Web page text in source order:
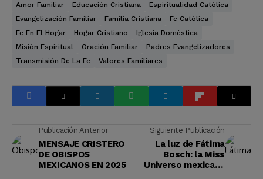
Amor Familiar Educación Cristiana
Espiritualidad Católica
Evangelización Familiar
Familia Cristiana
Fe Católica
Fe En El Hogar
Hogar Cristiano
Iglesia Doméstica
Misión Espiritual
Oración Familiar
Padres Evangelizadores
Transmisión De La Fe
Valores Familiares
Publicación Anterior
MENSAJE CRISTERO
DE OBISPOS
MEXICANOS EN 2025
Siguiente Publicación
La luz de Fátima
Bosch: la Miss
Universo mexicana